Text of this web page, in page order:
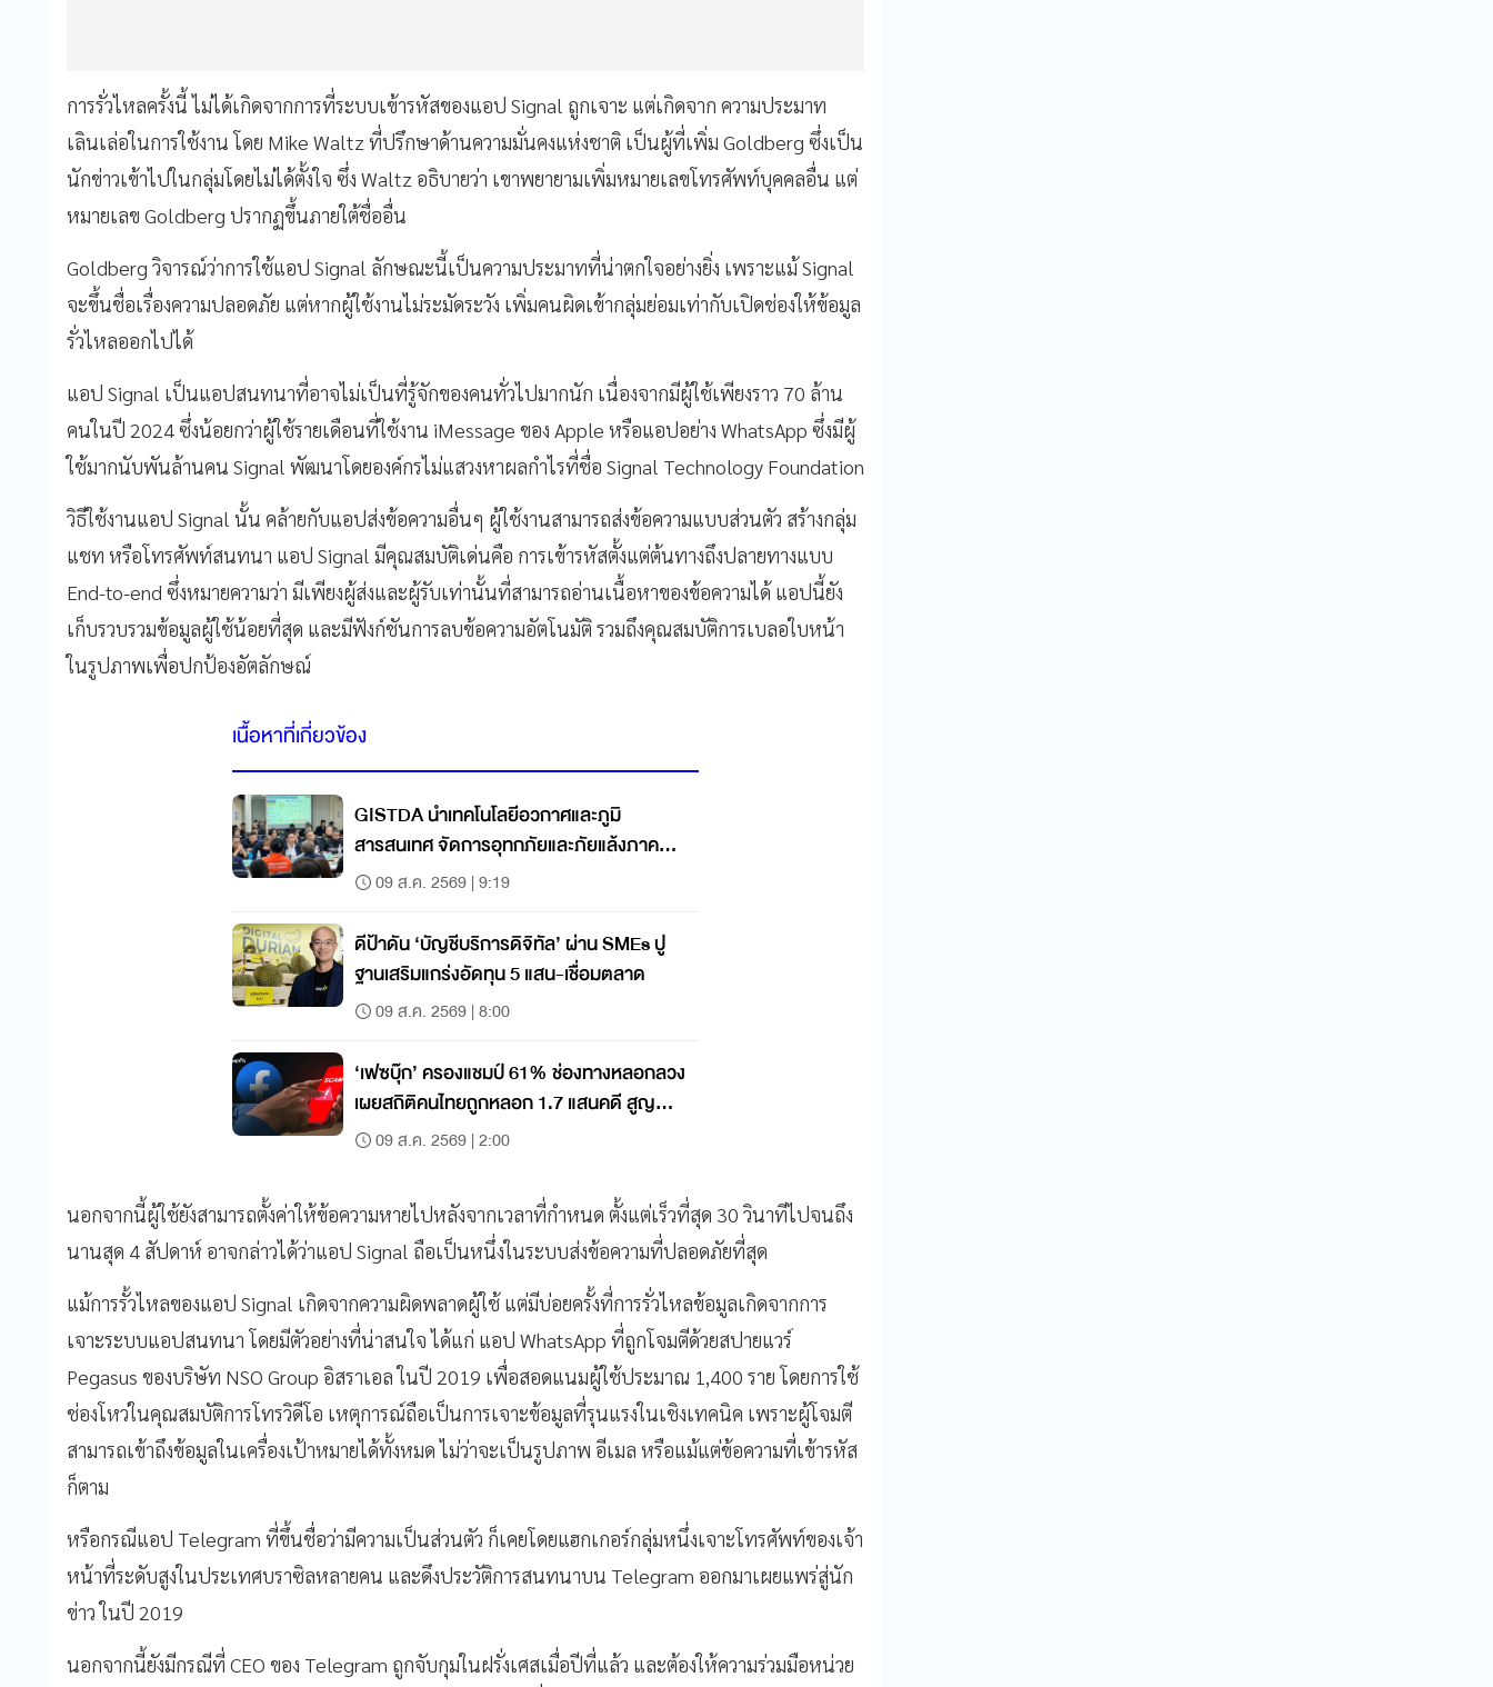
การรั่วไหลครั้งนี้ ไม่ได้เกิดจากการที่ระบบเข้ารหัสของแอป Signal ถูกเจาะ แต่เกิดจาก ความประมาท
เลินเล่อในการใช้งาน โดย Mike Waltz ที่ปรึกษาด้านความมั่นคงแห่งชาติ เป็นผู้ที่เพิ่ม Goldberg ซึ่งเป็น
นักข่าวเข้าไปในกลุ่มโดยไม่ได้ตั้งใจ ซึ่ง Waltz อธิบายว่า เขาพยายามเพิ่มหมายเลขโทรศัพท์บุคคลอื่น แต่
หมายเลข Goldberg ปรากฏขึ้นภายใต้ชื่ออื่น
Goldberg วิจารณ์ว่าการใช้แอป Signal ลักษณะนี้เป็นความประมาทที่น่าตกใจอย่างยิ่ง เพราะแม้ Signal
จะขึ้นชื่อเรื่องความปลอดภัย แต่หากผู้ใช้งานไม่ระมัดระวัง เพิ่มคนผิดเข้ากลุ่มย่อมเท่ากับเปิดช่องให้ข้อมูล
รั่วไหลออกไปได้
แอป Signal เป็นแอปสนทนาที่อาจไม่เป็นที่รู้จักของคนทั่วไปมากนัก เนื่องจากมีผู้ใช้เพียงราว 70 ล้าน
คนในปี 2024 ซึ่งน้อยกว่าผู้ใช้รายเดือนที่ใช้งาน iMessage ของ Apple หรือแอปอย่าง WhatsApp ซึ่งมีผู้
ใช้มากนับพันล้านคน Signal พัฒนาโดยองค์กรไม่แสวงหาผลกำไรที่ชื่อ Signal Technology Foundation
วิธีใช้งานแอป Signal นั้น คล้ายกับแอปส่งข้อความอื่นๆ ผู้ใช้งานสามารถส่งข้อความแบบส่วนตัว สร้างกลุ่ม
แชท หรือโทรศัพท์สนทนา แอป Signal มีคุณสมบัติเด่นคือ การเข้ารหัสตั้งแต่ต้นทางถึงปลายทางแบบ
End-to-end ซึ่งหมายความว่า มีเพียงผู้ส่งและผู้รับเท่านั้นที่สามารถอ่านเนื้อหาของข้อความได้ แอปนี้ยัง
เก็บรวบรวมข้อมูลผู้ใช้น้อยที่สุด และมีฟังก์ชันการลบข้อความอัตโนมัติ รวมถึงคุณสมบัติการเบลอใบหน้า
ในรูปภาพเพื่อปกป้องอัตลักษณ์
เนื้อหาที่เกี่ยวข้อง
GISTDA นำเทคโนโลยีอวกาศและภูมิ
สารสนเทศ จัดการอุทกภัยและภัยแล้งภาค
กลาง09 ส.ค. 2569 | 9:19
ดีป้าดัน ‘บัญชีบริการดิจิทัล’ ผ่าน SMEs ปู
ฐานเสริมแกร่งอัดทุน 5 แสน-เชื่อมตลาด
09 ส.ค. 2569 | 8:00
‘เฟซบุ๊ก’ ครองแชมป์ 61% ช่องทางหลอกลวง
เผยสถิติคนไทยถูกหลอก 1.7 แสนคดี สูญ
9,000 ล้านบ.
09 ส.ค. 2569 | 2:00
นอกจากนี้ผู้ใช้ยังสามารถตั้งค่าให้ข้อความหายไปหลังจากเวลาที่กำหนด ตั้งแต่เร็วที่สุด 30 วินาทีไปจนถึง
นานสุด 4 สัปดาห์ อาจกล่าวได้ว่าแอป Signal ถือเป็นหนึ่งในระบบส่งข้อความที่ปลอดภัยที่สุด
แม้การรั้วไหลของแอป Signal เกิดจากความผิดพลาดผู้ใช้ แต่มีบ่อยครั้งที่การรั่วไหลข้อมูลเกิดจากการ
เจาะระบบแอปสนทนา โดยมีตัวอย่างที่น่าสนใจ ได้แก่ แอป WhatsApp ที่ถูกโจมตีด้วยสปายแวร์
Pegasus ของบริษัท NSO Group อิสราเอล ในปี 2019 เพื่อสอดแนมผู้ใช้ประมาณ 1,400 ราย โดยการใช้
ช่องโหว่ในคุณสมบัติการโทรวิดีโอ เหตุการณ์ถือเป็นการเจาะข้อมูลที่รุนแรงในเชิงเทคนิค เพราะผู้โจมตี
สามารถเข้าถึงข้อมูลในเครื่องเป้าหมายได้ทั้งหมด ไม่ว่าจะเป็นรูปภาพ อีเมล หรือแม้แต่ข้อความที่เข้ารหัส
ก็ตาม
หรือกรณีแอป Telegram ที่ขึ้นชื่อว่ามีความเป็นส่วนตัว ก็เคยโดยแฮกเกอร์กลุ่มหนึ่งเจาะโทรศัพท์ของเจ้า
หน้าที่ระดับสูงในประเทศบราซิลหลายคน และดึงประวัติการสนทนาบน Telegram ออกมาเผยแพร่สู่นัก
ข่าว ในปี 2019
นอกจากนี้ยังมีกรณีที่ CEO ของ Telegram ถูกจับกุมในฝรั่งเศสเมื่อปีที่แล้ว และต้องให้ความร่วมมือหน่วย